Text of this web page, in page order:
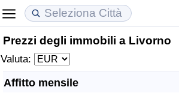
Prezzi degli immobili a Livorno
Valuta:
Affitto mensile
Costo della vita
Indice Del Costo Della Vita (corrente)
Prezzi degli immobili
Indice del Prezzo delle Case
Qualità della Vita
Indice della Qualità della Vita